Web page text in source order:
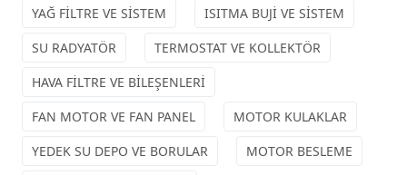
YAĞ FİLTRE VE SİSTEM
ISITMA BUJİ VE SİSTEM
SU RADYATÖR
TERMOSTAT VE KOLLEKTÖR
HAVA FİLTRE VE BİLEŞENLERİ
FAN MOTOR VE FAN PANEL
MOTOR KULAKLAR
YEDEK SU DEPO VE BORULAR
MOTOR BESLEME